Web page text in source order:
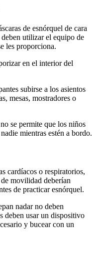
de esnórquel de cara
utilizar el equipo de
les proporciona.
en el interior del
subirse a los asientos
mesas, mostradores o
se permite que los niños
mientras estén a bordo.
cardíacos o respiratorios,
movilidad deberían
de practicar esnórquel.
nadar no deben
deben usar un dispositivo
y bucear con un